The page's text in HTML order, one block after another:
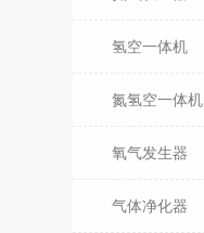
氢空一体机
氮氢空一体机
氧气发生器
气体净化器